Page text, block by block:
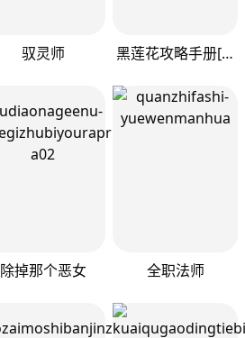
驭灵师 黑莲花攻略手册[穿书]
除掉那个恶女 全职法师